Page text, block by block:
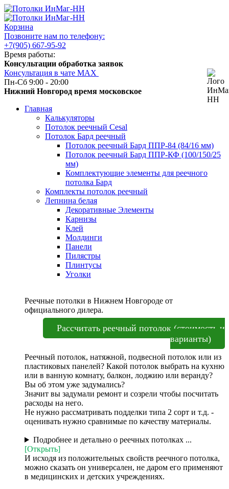
Корзина
Позвоните нам по телефону:
+7(905) 667-95-92
Время работы:
Консультации обработка заявок
Консультация в чате МАХ
Пн-Сб 9:00 - 20:00
Нижний Новгород время московское
Главная
Калькуляторы
Потолок реечный Cesal
Потолок Бард реечный
Потолок реечный Бард ППР-84 (84/16 мм)
Потолок реечный Бард ППР-КФ (100/150/25
мм)
Комплектующие элементы для реечного
потолка Бард
Комплекты потолок реечный
Лепнина белая
Декоративные Элементы
Карнизы
Клей
Молдинги
Панели
Пилястры
Плинтусы
Уголки
Реечные потолки в Нижнем Новгороде от
официального дилера.
Рассчитать реечный потолок (стоимость и
варианты)
Реечный потолок, натяжной, подвесной потолок или из
пластиковых панелей? Какой потолок выбрать на кухню
или в ванную комнату, балкон, лоджию или веранду?
Вы об этом уже задумались?
Значит вы задумали ремонт и созрели чтобы посчитать
расходы на него.
Не нужно рассматривать подделки типа 2 сорт и т.д. -
оценивать нужно сравнимые по качеству материалы.
Подробнее и детально о реечных потолках ...
[Открыть]
И исходя из положительных свойств реечного потолка,
можно сказать он универсален, не даром его применяют
в медицинских и детских учреждениях.